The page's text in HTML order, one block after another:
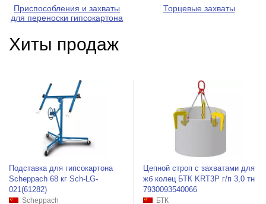
Приспособления и захваты
для переноски гипсокартона
Торцевые захваты
Хиты продаж
Подставка для гипсокартона
Scheppach 68 кг Sch-LG-
021(61282)
Scheppach
Цепной строп с захватами для
жб колец БТК KRT3P г/п 3,0 тн
7930093540066
БТК